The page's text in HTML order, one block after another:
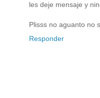
les deje mensaje y
Plisss no aguanto no
Responder